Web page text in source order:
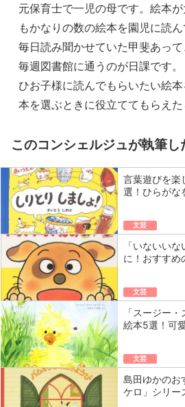
元保育士で一児の母です。絵本
もかなりの数の絵本を園児に読
毎日読み聞かせていた甲斐あって
毎週図書館に通うのが日課です
ひお子様に読んでもらいたい絵
本を選ぶときに役立ててもらえた
このコンシェルジュが執筆し
言葉遊びを楽
選！ひらがな
文芸
「いないい
に！おすすめ
文芸
「スージー
絵本5選！可
文芸
島田ゆかのお
ケロ」シリー